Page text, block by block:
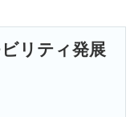
リティ発展